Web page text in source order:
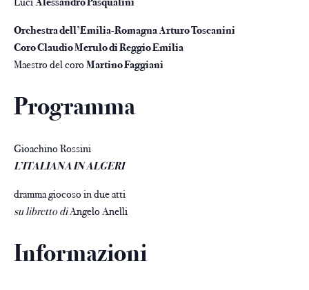
Orchestra dell’Emilia-Romagna Arturo Toscanini
Coro Claudio Merulo di Reggio Emilia
Maestro del coroMartino Faggiani
Programma
Gioachino Rossini
L’ITALIANA IN ALGERI
dramma giocoso in due atti
su libretto diAngelo Anelli
Informazioni